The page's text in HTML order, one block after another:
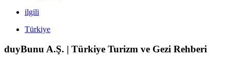
ilgili
Türkiye
duyBunu A.Ş. | Türkiye Turizm ve Gezi Rehberi